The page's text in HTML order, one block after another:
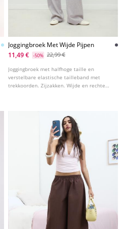
Joggingbroek Met Wijde Pijpen
11,49 €
-50% 22,99 €
Joggingbroek met halfhoge taille en
verstelbare elastische tailleband met
trekkoorden. Zijzakken. Wijde en rechte